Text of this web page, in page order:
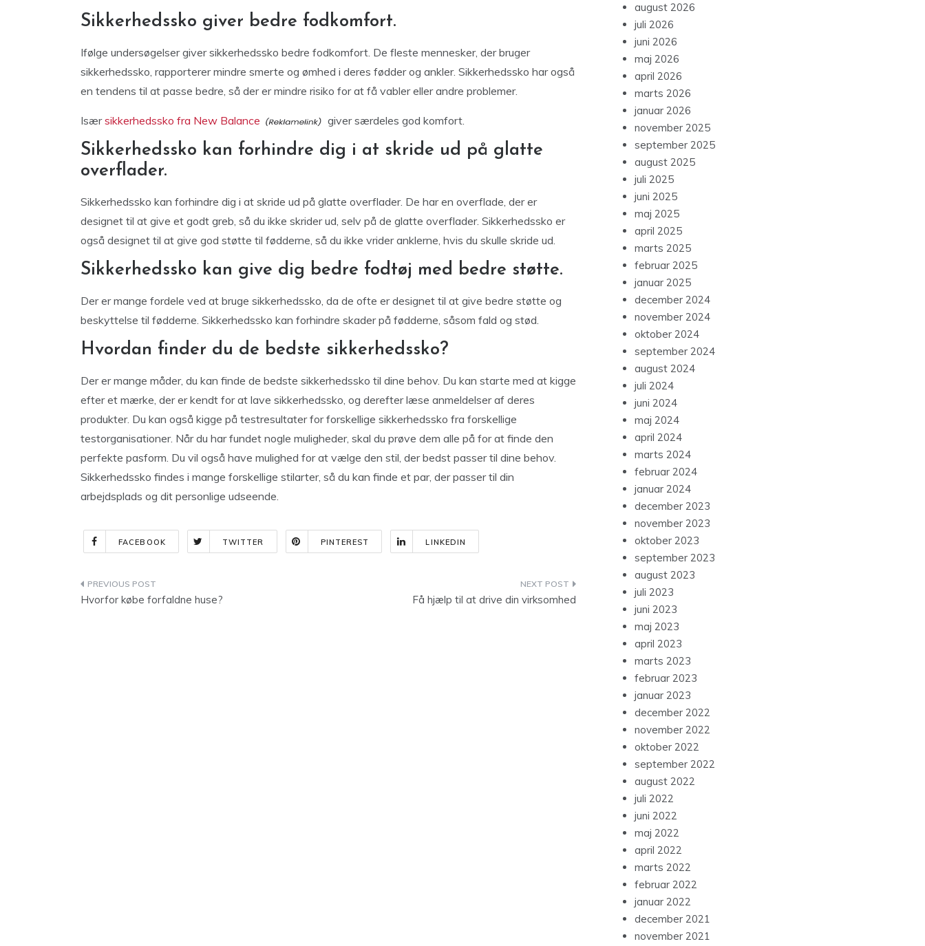
Sikkerhedssko giver bedre fodkomfort.
Ifølge undersøgelser giver sikkerhedssko bedre fodkomfort. De fleste mennesker, der bruger
sikkerhedssko, rapporterer mindre smerte og ømhed i deres fødder og ankler. Sikkerhedssko har også
en tendens til at passe bedre, så der er mindre risiko for at få vabler eller andre problemer.
Isærsikkerhedssko fra New Balance giver særdeles god komfort.
Sikkerhedssko kan forhindre dig i at skride ud på glatte
overflader.
Sikkerhedssko kan forhindre dig i at skride ud på glatte overflader. De har en overflade, der er
designet til at give et godt greb, så du ikke skrider ud, selv på de glatte overflader. Sikkerhedssko er
også designet til at give god støtte til fødderne, så du ikke vrider anklerne, hvis du skulle skride ud.
Sikkerhedssko kan give dig bedre fodtøj med bedre støtte.
Der er mange fordele ved at bruge sikkerhedssko, da de ofte er designet til at give bedre støtte og
beskyttelse til fødderne. Sikkerhedssko kan forhindre skader på fødderne, såsom fald og stød.
Hvordan finder du de bedste sikkerhedssko?
Der er mange måder, du kan finde de bedste sikkerhedssko til dine behov. Du kan starte med at kigge
efter et mærke, der er kendt for at lave sikkerhedssko, og derefter læse anmeldelser af deres
produkter. Du kan også kigge på testresultater for forskellige sikkerhedssko fra forskellige
testorganisationer. Når du har fundet nogle muligheder, skal du prøve dem alle på for at finde den
perfekte pasform. Du vil også have mulighed for at vælge den stil, der bedst passer til dine behov.
Sikkerhedssko findes i mange forskellige stilarter, så du kan finde et par, der passer til din
arbejdsplads og dit personlige udseende.
FACEBOOK TWITTER PINTEREST LINKEDIN
Indlægsnavigation
Hvorfor købe forfaldne huse? Få hjælp til at drive din virksomhed
august 2026
juli 2026
juni 2026
maj 2026
april 2026
marts 2026
januar 2026
november 2025
september 2025
august 2025
juli 2025
juni 2025
maj 2025
april 2025
marts 2025
februar 2025
januar 2025
december 2024
november 2024
oktober 2024
september 2024
august 2024
juli 2024
juni 2024
maj 2024
april 2024
marts 2024
februar 2024
januar 2024
december 2023
november 2023
oktober 2023
september 2023
august 2023
juli 2023
juni 2023
maj 2023
april 2023
marts 2023
februar 2023
januar 2023
december 2022
november 2022
oktober 2022
september 2022
august 2022
juli 2022
juni 2022
maj 2022
april 2022
marts 2022
februar 2022
januar 2022
december 2021
november 2021